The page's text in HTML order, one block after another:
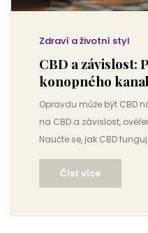
Zdraví a životní styl
CBD a závislost:
konopného
Opravdu může být CBD
na CBD a závislost,
Naučte se, jak CBD
Číst více